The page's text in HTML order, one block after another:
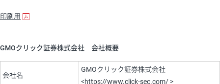
印刷用
GMOクリック証券株式会社 会社概要
会社名
GMOクリック証券株式会社
<https://www.click-sec.com/ >